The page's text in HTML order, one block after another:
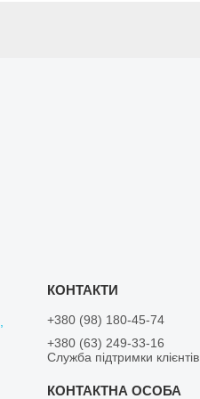
+380 (98) 180-45-74
+380 (63) 249-33-16
Служба підтримки клієнтів